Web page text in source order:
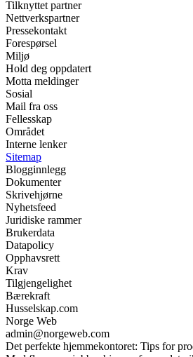
Tilknyttet partner
Nettverkspartner
Pressekontakt
Forespørsel
Miljø
Hold deg oppdatert
Motta meldinger
Sosial
Mail fra oss
Fellesskap
Området
Interne lenker
Sitemap
Blogginnlegg
Dokumenter
Skrivehjørne
Nyhetsfeed
Juridiske rammer
Brukerdata
Datapolicy
Opphavsrett
Krav
Tilgjengelighet
Bærekraft
Husselskap.com
Norge Web
admin@norgeweb.com
Det perfekte hjemmekontoret: Tips for